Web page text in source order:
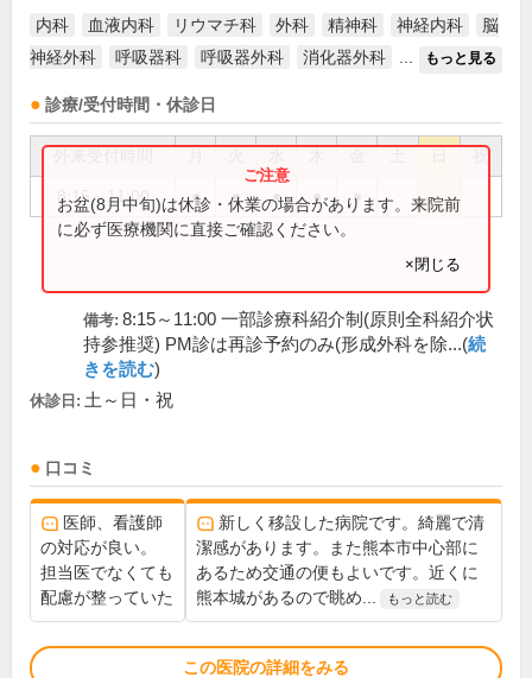
内科 血液内科 リウマチ科 外科 精神科 神経内科
脳
神経外科
呼吸器科 呼吸器外科 消化器外科 もっと見る
診療/受付時間・休診日
祝
8:15～11:00 ● ● ● ● ●
お盆(8月中旬)は休診・休業の場合があります。来院前
に必ず医療機関に直接ご確認ください。
×閉じる
備考: 8:15～11:00 一部診療科紹介制(原則全科紹介状
持参推奨) PM診は再診予約のみ(形成外科を除...(続
きを読む)
休診日: 土～日・祝
口コミ
医師、看護師
の対応が良い。
担当医でなくても
配慮が整っていた
新しく移設した病院です。綺麗で清
潔感があります。また熊本市中心部に
あるため交通の便もよいです。近くに
熊本城があるので眺め...
もっと読む
この医院の詳細をみる